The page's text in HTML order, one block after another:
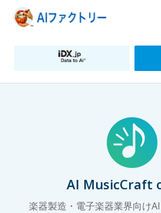
AI MusicCraft
楽器製造・電子楽器業界向け